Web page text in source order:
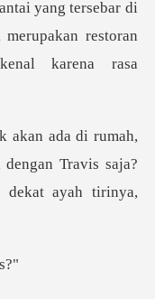
yang tersebar di
Travis saja?